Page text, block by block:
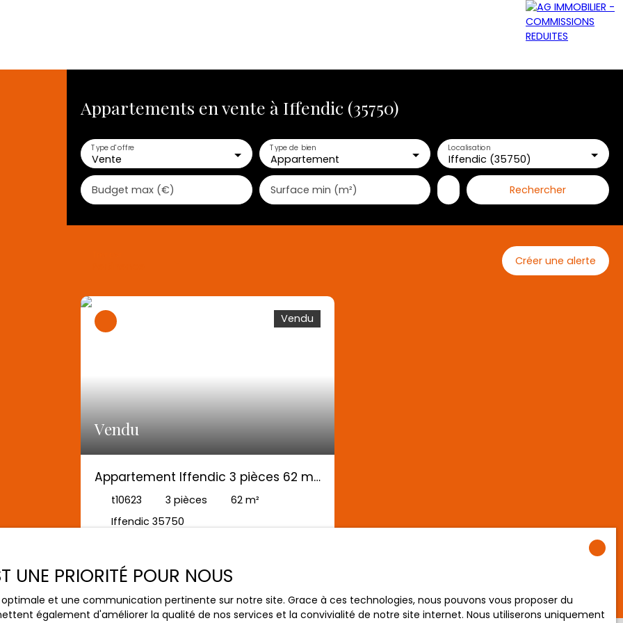
VENDRE LOUER ESTIMATION GRATUITE NOS AGENCES
Appartements en vente à Iffendic (35750)
Vente
Type d'offre
Appartement
Type de bien
Iffendic (35750)
Localisation
Budget max (€) Surface min (m²) Rechercher
Créer une alerte
Vendu
Vendu
Appartement Iffendic 3 pièces 62 m2
- Dernier étage - Balcon - Garage
t10623 3 pièces 62 m²
Iffendic 35750
vient d'être vendu par notre agence ! Si vous
d'achat n'hésitez plus, contactez nous! Nos
estimations sont gratuites et nos
UNE PRIORITÉ POUR NOUS
et une communication pertinente sur notre site. Grace à ces technologies, nous pouvons vous proposer du
également d'améliorer la qualité de nos services et la convivialité de notre site internet. Nous utiliserons uniquement